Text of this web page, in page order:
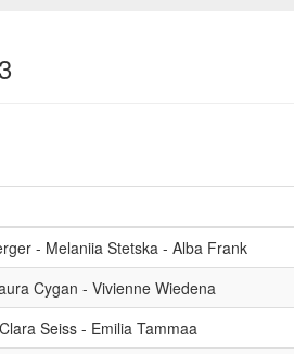
- Melaniia Stetska - Alba Frank
Cygan - Vivienne Wiedena
Seiss - Emilia Tammaa